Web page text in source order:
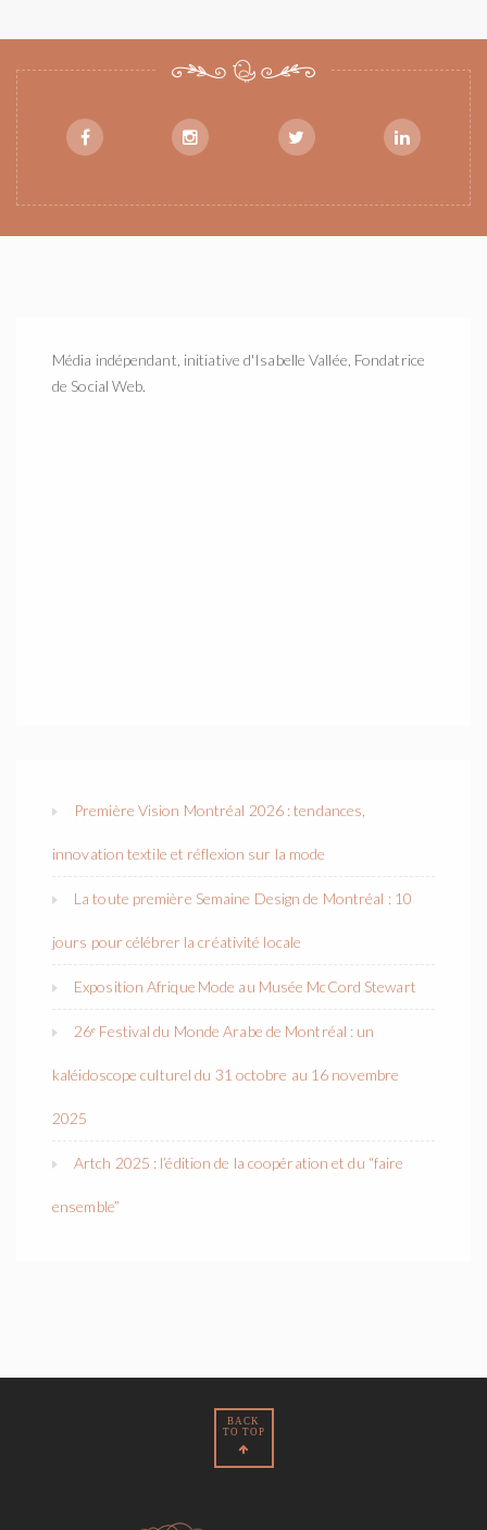
Média indépendant, initiative d'Isabelle Vallée, Fondatrice
de Social Web.
Première Vision Montréal 2026 : tendances,
innovation textile et réflexion sur la mode
La toute première Semaine Design de Montréal : 10
jours pour célébrer la créativité locale
Exposition Afrique Mode au Musée McCord Stewart
26ᵉ Festival du Monde Arabe de Montréal : un
kaléidoscope culturel du 31 octobre au 16 novembre
2025
Artch 2025 : l’édition de la coopération et du “faire
ensemble”
BACK
TO TOP